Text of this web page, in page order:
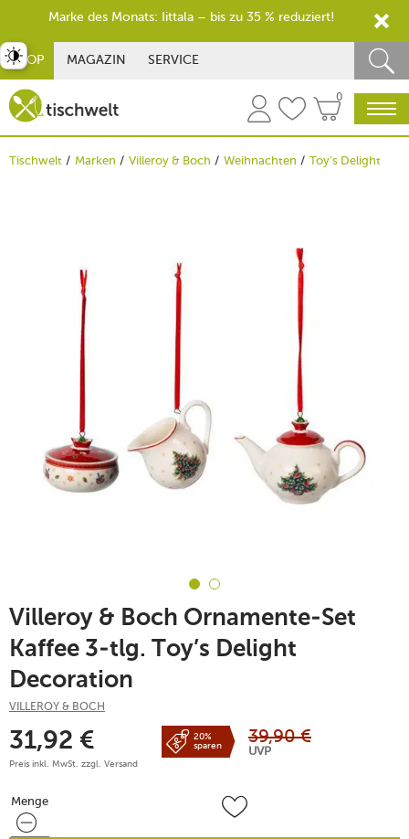
SHOP MAGAZIN SERVICE
0
Tischwelt Marken Villeroy & Boch Weihnachten Toy's Delight
Villeroy & Boch Ornamente-Set
Kaffee 3-tlg. Toy’s Delight
Decoration
VILLEROY & BOCH
31,92 €
Preis inkl. MwSt. zzgl. Versand
20%
sparen
39,90 €
UVP
Menge
Menge
umschalten
Marke des Monats: Iittala – bis zu 35 % reduziert!